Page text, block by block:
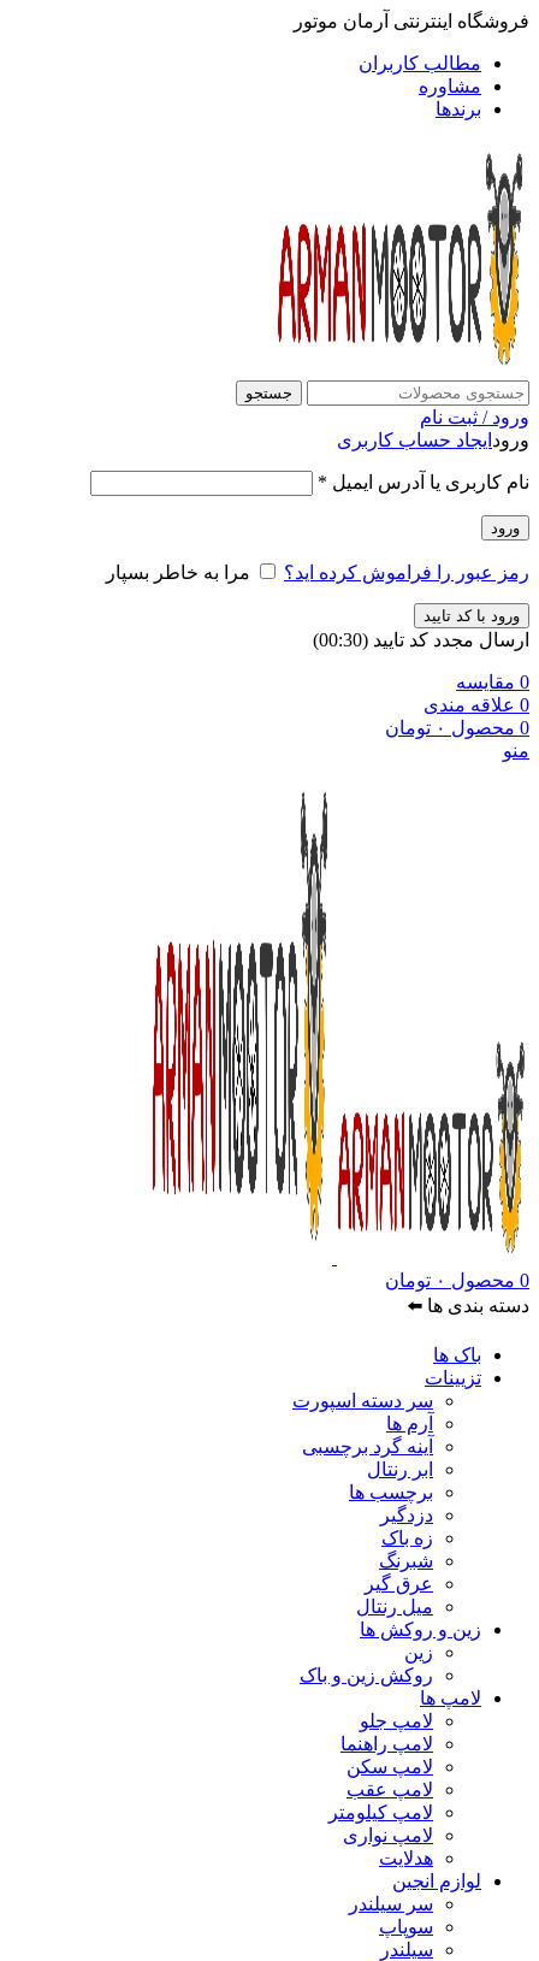
فروشگاه اینترنتی آرمان موتور
مطالب کاربران
مشاوره
برندها
جستجو
ورود / ثبت نام
ورود ایجاد حساب کاربری
نام کاربری یا آدرس ایمیل *
ورود
رمز عبور را فراموش کرده اید؟ مرا به خاطر بسپار
ورود با کد تایید
ارسال مجدد کد تایید (00:
30
)
0 مقایسه
0 علاقه مندی
0 محصول ۰ تومان
منو
0 محصول ۰ تومان
دسته بندی ها ⬅️
باک ها
تزیینات
سر دسته اسپورت
آرم ها
آینه گرد برچسبی
ابر رنتال
برچسب ها
دزدگیر
زه باک
شبرنگ
عرق گیر
میل رنتال
زین و روکش ها
زین
روکش زین و باک
لامپ ها
لامپ جلو
لامپ راهنما
لامپ سکن
لامپ عقب
لامپ کیلومتر
لامپ نواری
هدلایت
لوازم انجین
سر سیلندر
سوپاپ
سیلندر